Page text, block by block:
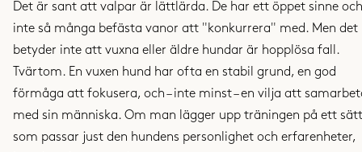
Det är sant att valpar är lättlärda. De har ett öppet sinne och
inte så många befästa vanor att "konkurrera" med. Men det
betyder inte att vuxna eller äldre hundar är hopplösa fall.
Tvärtom. En vuxen hund har ofta en stabil grund, en god
förmåga att fokusera, och – inte minst – en vilja att
med sin människa. Om man lägger upp träningen på ett sätt
som passar just den hundens personlighet och erfarenheter,